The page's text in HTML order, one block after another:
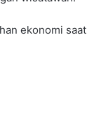
ekonomi saat